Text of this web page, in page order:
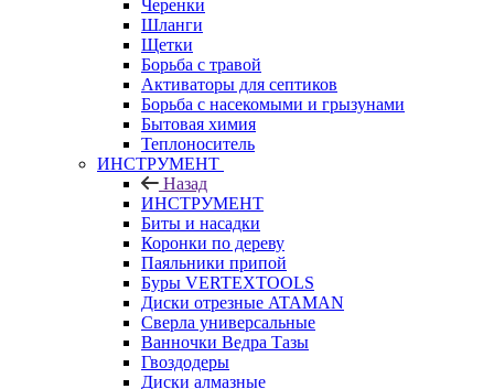
Черенки
Шланги
Щетки
Борьба с травой
Активаторы для септиков
Борьба с насекомыми и грызунами
Бытовая химия
Теплоноситель
ИНСТРУМЕНТ
Назад
ИНСТРУМЕНТ
Биты и насадки
Коронки по дереву
Паяльники припой
Буры VERTEXTOOLS
Диски отрезные ATAMAN
Сверла универсальные
Ванночки Ведра Тазы
Гвоздодеры
Диски алмазные